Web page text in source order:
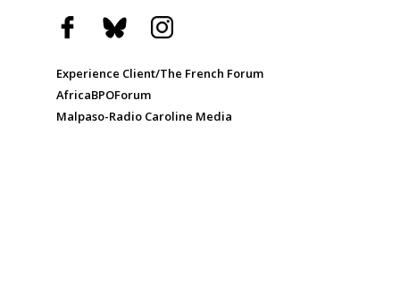
Experience Client/The French Forum
AfricaBPOForum
Malpaso-Radio Caroline Media